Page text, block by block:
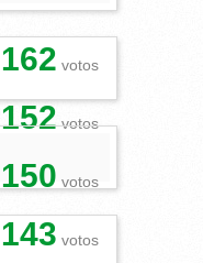
162 votos
152votos
150 votos
143 votos